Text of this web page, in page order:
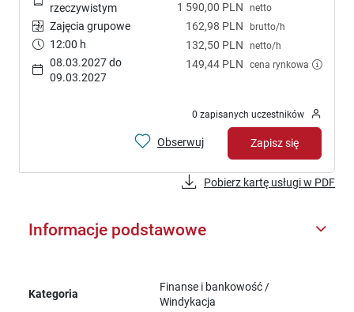
1 590,00 PLN netto
162,98 PLN brutto/h
132,50 PLN netto/h
149,44 PLN cena rynkowa
rzeczywistym
Zajęcia grupowe
12:00 h
08.03.2027 do
09.03.2027
0 zapisanych uczestników
Obserwuj Zapisz się
Pobierz kartę usługi w PDF
Informacje podstawowe
Kategoria
Finanse i bankowość /
Windykacja